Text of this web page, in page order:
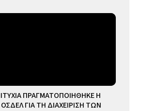
ΠΡΑΓΜΑΤΟΠΟΙΗΘΗΚΕ Η
ΓΙΑ ΤΗ ΔΙΑΧΕΙΡΙΣΗ ΤΩΝ